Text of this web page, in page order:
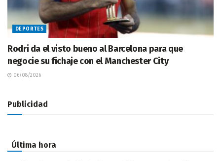
DEPORTES
Rodri da el visto bueno al Barcelona para que
negocie su fichaje con el Manchester City
06/08/2026
Publicidad
Última hora